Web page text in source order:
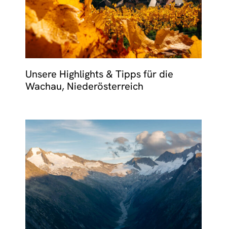
Unsere Highlights & Tipps für die
Wachau, Niederösterreich